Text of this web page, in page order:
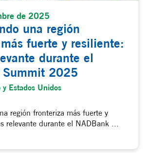
de 2025
una región
fuerte y resiliente:
durante el
Summit 2025
y Estados Unidos
región fronteriza más fuerte y
relevante durante el NADBank ...